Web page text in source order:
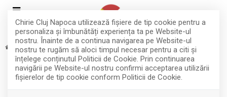
Chirie Cluj Napoca utilizează fişiere de tip cookie pentru a
personaliza și îmbunătăți experiența ta pe Website-ul
nostru. Înainte de a continua navigarea pe Website-ul
nostru te rugăm să aloci timpul necesar pentru a citi și
înțelege conținutul Politicii de Cookie. Prin continuarea
navigării pe Website-ul nostru confirmi acceptarea utilizării
fişierelor de tip cookie conform Politicii de Cookie.
Inchiriere Spatii birouri Cluj-Napoca Andrei Muresanu
Casa spatioasa, destinatie flexibila,
3 parcari, Cart Andrei Muresanu